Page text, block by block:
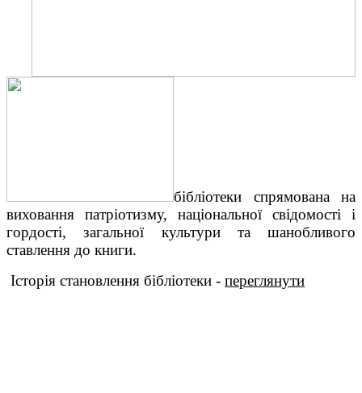
бібліотеки спрямована на
виховання патріотизму, національної свідомості і
гордості, загальної культури та шанобливого
ставлення до книги.
Історія становлення бібліотеки - переглянути